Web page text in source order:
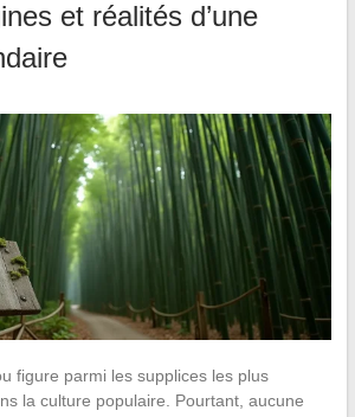
et réalités d’une
figure parmi les supplices les plus
la culture populaire. Pourtant, aucune